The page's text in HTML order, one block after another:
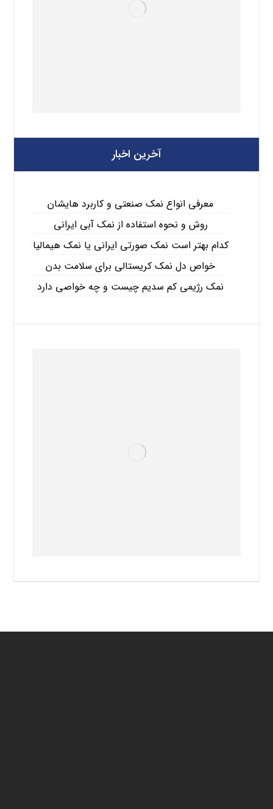
آخرین اخبار
معرفی انواع نمک صنعتی و کاربرد هایشان
روش و نحوه استفاده از نمک آبی ایرانی
کدام بهتر است نمک صورتی ایرانی یا نمک هیمالیا
خواص دل نمک کریستالی برای سلامت بدن
نمک رژیمی کم سدیم چیست و چه خواصی دارد